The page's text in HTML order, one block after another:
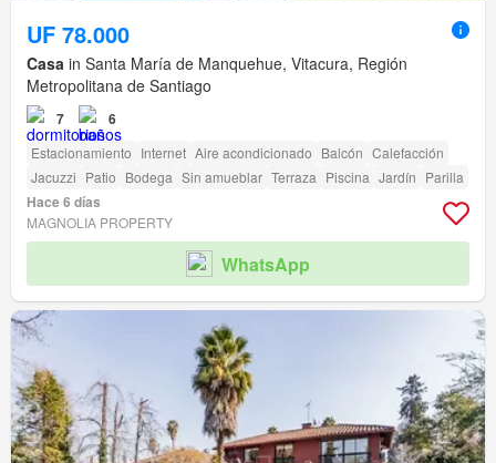
UF 78.000
Casa in Santa María de Manquehue, Vitacura, Región
Metropolitana de Santiago
7 6
Estacionamiento Internet Aire acondicionado Balcón Calefacción
Jacuzzi Patio Bodega Sin amueblar Terraza Piscina Jardín Parilla
Hace 6 días
MAGNOLIA PROPERTY
WhatsApp